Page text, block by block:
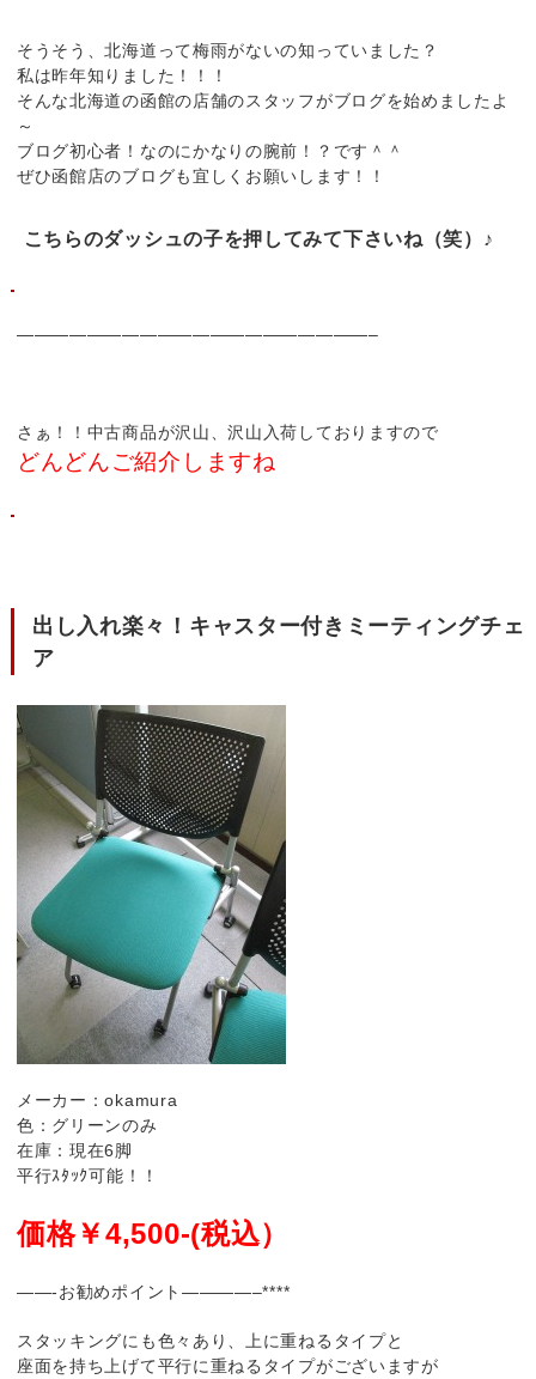
そうそう、北海道って梅雨がないの知っていました？
私は昨年知りました！！！
そんな北海道の函館の店舗のスタッフがブログを始めましたよ
～
ブログ初心者！なのにかなりの腕前！？です＾＾
ぜひ函館店のブログも宜しくお願いします！！
こちらのダッシュの子を押してみて下さいね（笑）♪
————————————————————–
さぁ！！中古商品が沢山、沢山入荷しておりますので
どんどんご紹介しますね
出し入れ楽々！キャスター付きミーティングチェ
ア
メーカー：okamura
色：グリーンのみ
在庫：現在6脚
平行ｽﾀｯｸ可能！！
価格￥4,500-(税込）
——-お勧めポイント————–****
スタッキングにも色々あり、上に重ねるタイプと
座面を持ち上げて平行に重ねるタイプがございますが